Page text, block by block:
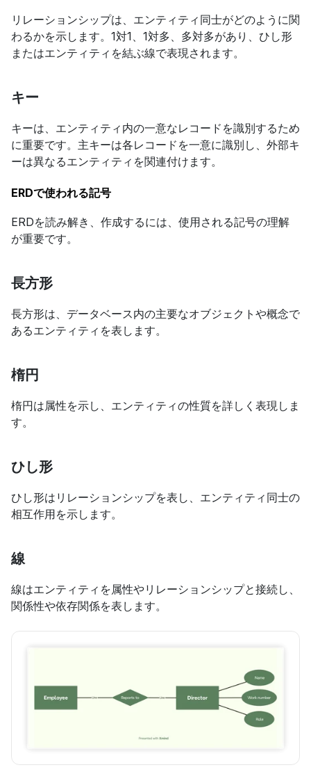
リレーションシップは、エンティティ同士がどのように関
わるかを示します。1対1、1対多、多対多があり、ひし形
またはエンティティを結ぶ線で表現されます。
キー
キーは、エンティティ内の一意なレコードを識別するため
に重要です。主キーは各レコードを一意に識別し、外部キ
ーは異なるエンティティを関連付けます。
ERDで使われる記号
ERDを読み解き、作成するには、使用される記号の理解
が重要です。
長方形
長方形は、データベース内の主要なオブジェクトや概念で
あるエンティティを表します。
楕円
楕円は属性を示し、エンティティの性質を詳しく表現しま
す。
ひし形
ひし形はリレーションシップを表し、エンティティ同士の
相互作用を示します。
線
線はエンティティを属性やリレーションシップと接続し、
関係性や依存関係を表します。